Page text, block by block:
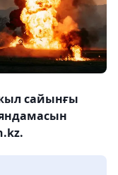
сайынғы